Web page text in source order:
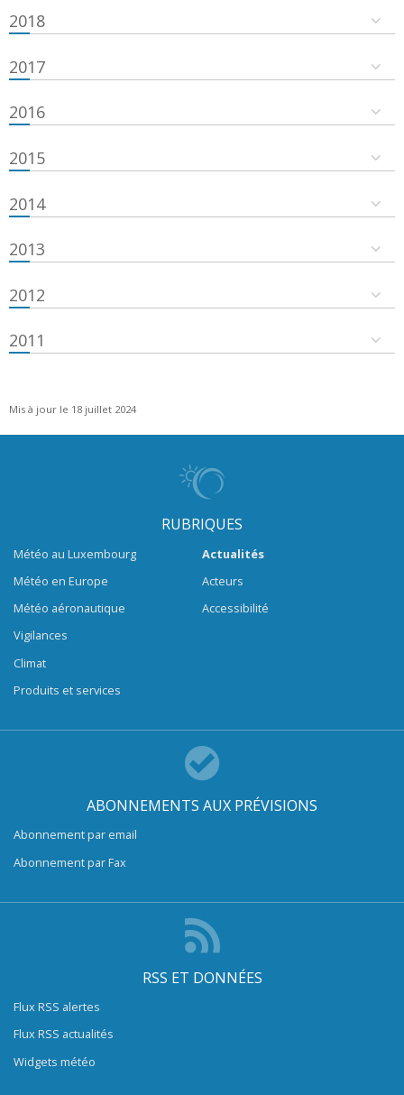
2018
2017
2016
2015
2014
2013
2012
2011
Mis à jour le 18 juillet 2024
RUBRIQUES
Météo au Luxembourg
Météo en Europe
Météo aéronautique
Vigilances
Climat
Produits et services
Actualités
Acteurs
Accessibilité
ABONNEMENTS AUX PRÉVISIONS
Abonnement par email
Abonnement par Fax
RSS ET DONNÉES
Flux RSS alertes
Flux RSS actualités
Widgets météo